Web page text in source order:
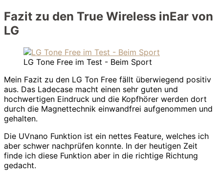
Fazit zu den True Wireless inEar von
LG
LG Tone Free im Test - Beim Sport
Mein Fazit zu den LG Ton Free fällt überwiegend positiv
aus. Das Ladecase macht einen sehr guten und
hochwertigen Eindruck und die Kopfhörer werden dort
durch die Magnettechnik einwandfrei aufgenommen und
gehalten.
Die UVnano Funktion ist ein nettes Feature, welches ich
aber schwer nachprüfen konnte. In der heutigen Zeit
finde ich diese Funktion aber in die richtige Richtung
gedacht.